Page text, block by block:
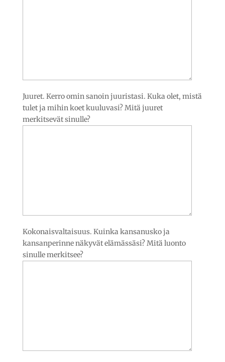
Juuret. Kerro omin sanoin juuristasi. Kuka olet, mistä
tulet ja mihin koet kuuluvasi? Mitä juuret
merkitsevät sinulle?
Kokonaisvaltaisuus. Kuinka kansanusko ja
kansanperinne näkyvät elämässäsi? Mitä luonto
sinulle merkitsee?